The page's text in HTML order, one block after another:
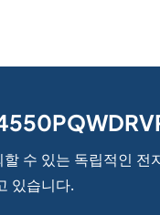
수 있는 독립적인 전
있습니다.